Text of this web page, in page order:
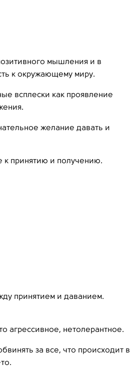
мышления и в
к окружающему миру.
всплески как проявление
желание давать и
принятию и получению.
принятием и даванием.
агрессивное, нетолерантное.
за все, что происходит в